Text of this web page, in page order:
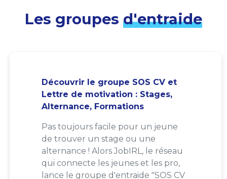
Les groupes d'entraide
Découvrir le groupe SOS CV et
Lettre de motivation : Stages,
Alternance, Formations
Pas toujours facile pour un jeune
de trouver un stage ou une
alternance ! Alors JobIRL, le réseau
qui connecte les jeunes et les pro,
lance le groupe d'entraide "SOS CV